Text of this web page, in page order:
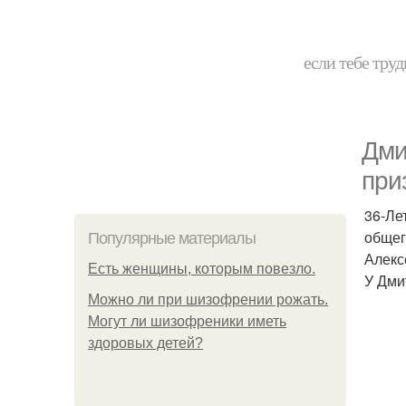
если тебе
Популярные материалы
Есть женщины, которым повезло.
Можно ли при шизофрении рожать.
Могут ли шизофреники иметь
здоровых детей?
36-
У